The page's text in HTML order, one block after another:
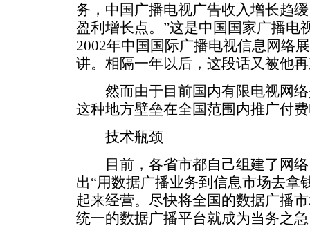
务，中国广播电视广告收入增长趋
盈利增长点。”这是中国国家广播电
2002年中国国际广播电视信息网络
讲。相隔一年以后，这段话又被他
然而由于目前国内有限电视网络
这种地方壁垒在全国范围内推广付
技术瓶颈
目前，各省市都自己组建了网络
出“用数据广播业务到信息市场去拿
起来经营。尽快将全国的数据广播
统一的数据广播平台就成为当务之